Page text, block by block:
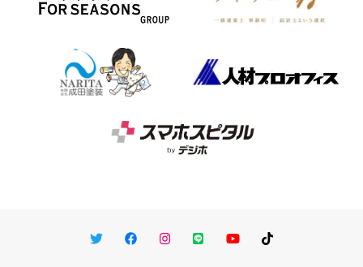
TwitterFacebookInstagram
LINE You TubeTikTok